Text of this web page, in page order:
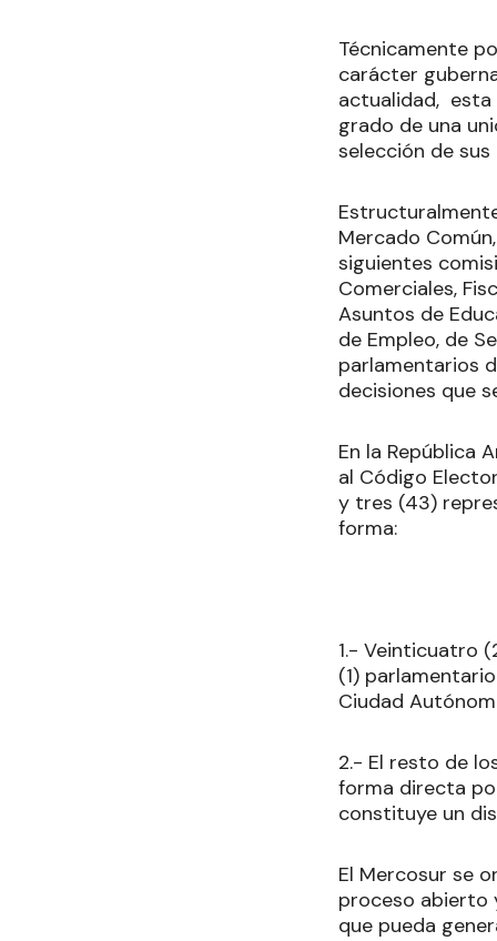
Técnicamente
carácter
actualidad, esta
grado de una
selección de
Mercado
siguientes
Comerciales,
Asuntos de
de Empleo, de
parlamentarios
decisiones que
En la República
al Código
y tres (43)
forma:
1.- Veinticuatro
(1)
Ciudad
2.- El resto de
forma directa
constituye un
El Mercosur se
proceso abierto
que pueda